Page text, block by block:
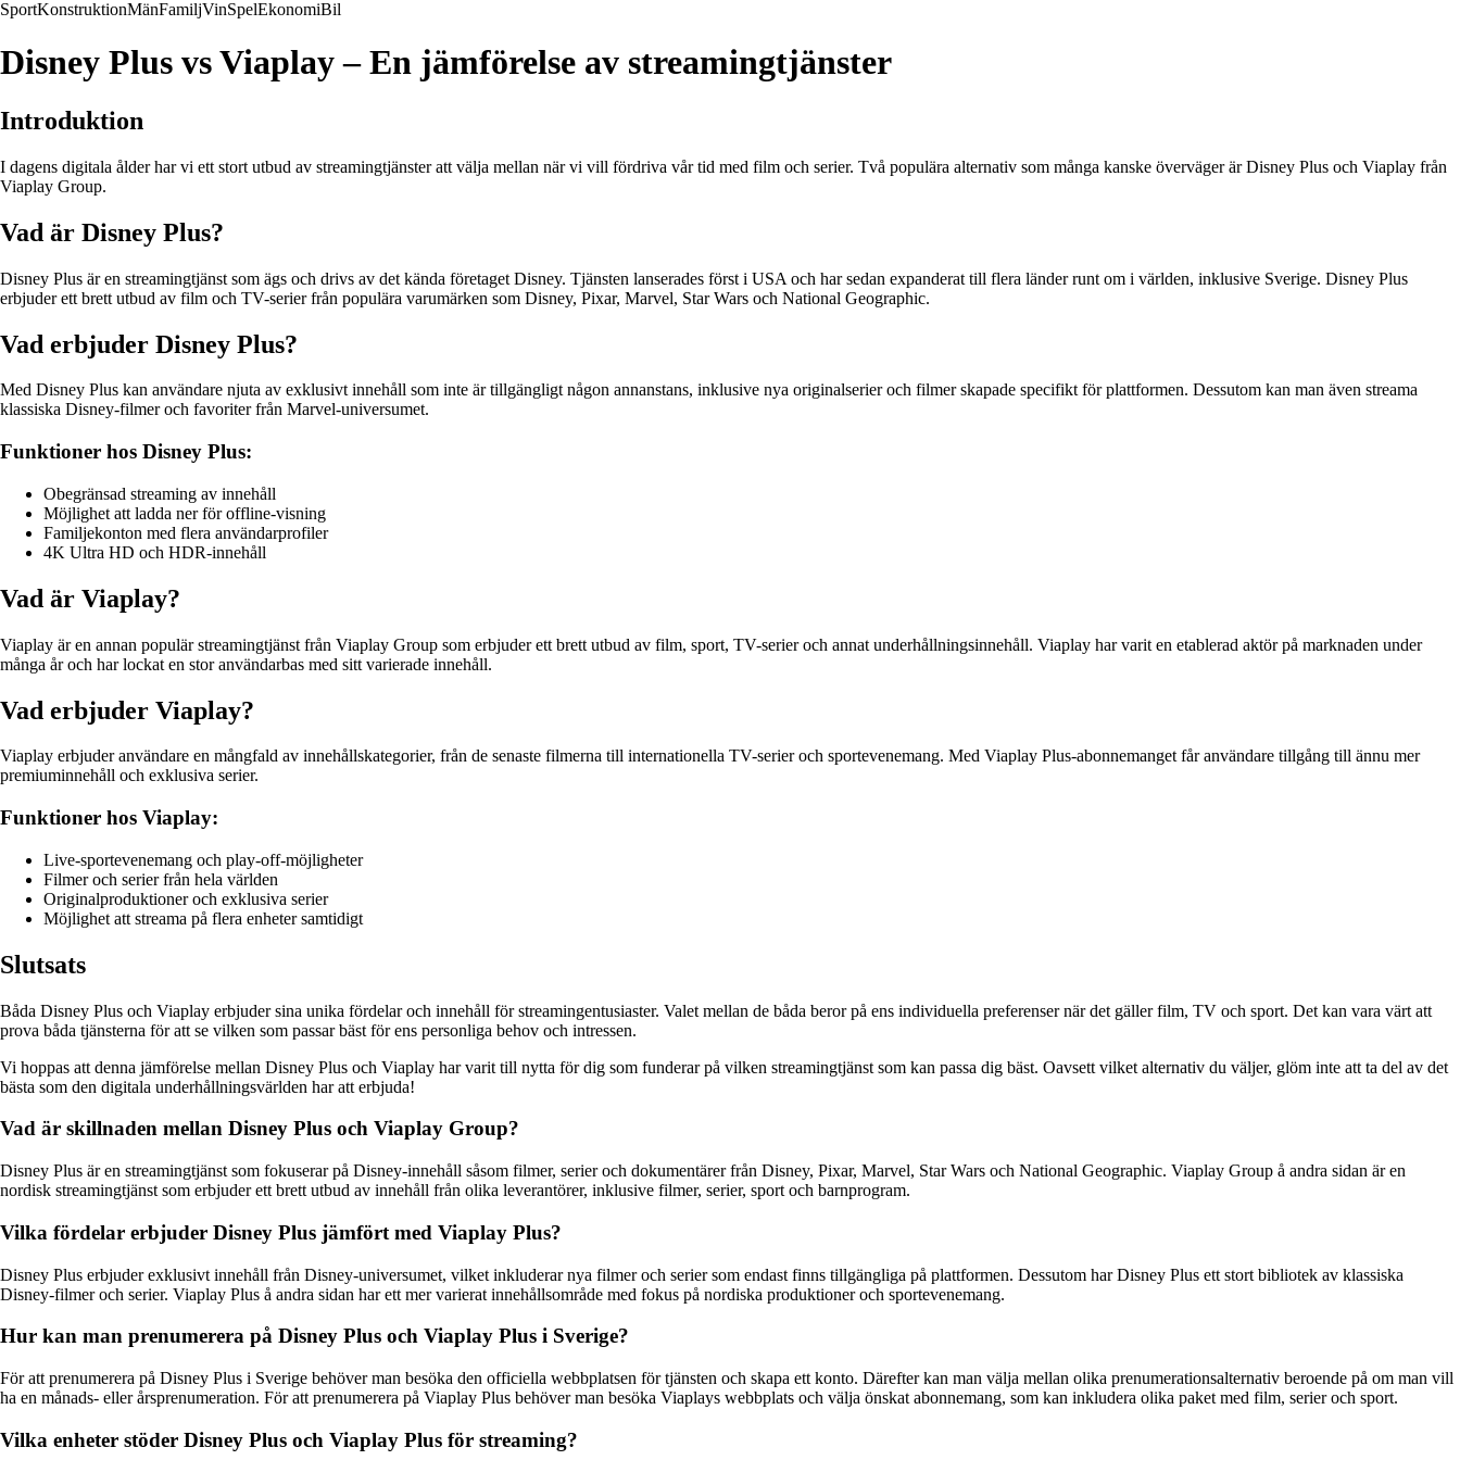
SportKonstruktionMänFamiljVinSpelEkonomiBil
Disney Plus vs Viaplay – En jämförelse av streamingtjänster
Introduktion
I dagens digitala ålder har vi ett stort utbud av streamingtjänster att välja mellan när vi vill fördriva vår tid med film och serier. Två populära alternativ som många kanske överväger är Disney Plus och Viaplay från
Viaplay Group.
Vad är Disney Plus?
Disney Plus är en streamingtjänst som ägs och drivs av det kända företaget Disney. Tjänsten lanserades först i USA och har sedan expanderat till flera länder runt om i världen, inklusive Sverige. Disney Plus
erbjuder ett brett utbud av film och TV-serier från populära varumärken som Disney, Pixar, Marvel, Star Wars och National Geographic.
Vad erbjuder Disney Plus?
Med Disney Plus kan användare njuta av exklusivt innehåll som inte är tillgängligt någon annanstans, inklusive nya originalserier och filmer skapade specifikt för plattformen. Dessutom kan man även streama
klassiska Disney-filmer och favoriter från Marvel-universumet.
Funktioner hos Disney Plus:
Obegränsad streaming av innehåll
Möjlighet att ladda ner för offline-visning
Familjekonton med flera användarprofiler
4K Ultra HD och HDR-innehåll
Vad är Viaplay?
Viaplay är en annan populär streamingtjänst från Viaplay Group som erbjuder ett brett utbud av film, sport, TV-serier och annat underhållningsinnehåll. Viaplay har varit en etablerad aktör på marknaden under
många år och har lockat en stor användarbas med sitt varierade innehåll.
Vad erbjuder Viaplay?
Viaplay erbjuder användare en mångfald av innehållskategorier, från de senaste filmerna till internationella TV-serier och sportevenemang. Med Viaplay Plus-abonnemanget får användare tillgång till ännu mer
premiuminnehåll och exklusiva serier.
Funktioner hos Viaplay:
Live-sportevenemang och play-off-möjligheter
Filmer och serier från hela världen
Originalproduktioner och exklusiva serier
Möjlighet att streama på flera enheter samtidigt
Slutsats
Båda Disney Plus och Viaplay erbjuder sina unika fördelar och innehåll för streamingentusiaster. Valet mellan de båda beror på ens individuella preferenser när det gäller film, TV och sport. Det kan vara värt att
prova båda tjänsterna för att se vilken som passar bäst för ens personliga behov och intressen.
Vi hoppas att denna jämförelse mellan Disney Plus och Viaplay har varit till nytta för dig som funderar på vilken streamingtjänst som kan passa dig bäst. Oavsett vilket alternativ du väljer, glöm inte att ta del av det
bästa som den digitala underhållningsvärlden har att erbjuda!
Vad är skillnaden mellan Disney Plus och Viaplay Group?
Disney Plus är en streamingtjänst som fokuserar på Disney-innehåll såsom filmer, serier och dokumentärer från Disney, Pixar, Marvel, Star Wars och National Geographic. Viaplay Group å andra sidan är en
nordisk streamingtjänst som erbjuder ett brett utbud av innehåll från olika leverantörer, inklusive filmer, serier, sport och barnprogram.
Vilka fördelar erbjuder Disney Plus jämfört med Viaplay Plus?
Disney Plus erbjuder exklusivt innehåll från Disney-universumet, vilket inkluderar nya filmer och serier som endast finns tillgängliga på plattformen. Dessutom har Disney Plus ett stort bibliotek av klassiska
Disney-filmer och serier. Viaplay Plus å andra sidan har ett mer varierat innehållsområde med fokus på nordiska produktioner och sportevenemang.
Hur kan man prenumerera på Disney Plus och Viaplay Plus i Sverige?
För att prenumerera på Disney Plus i Sverige behöver man besöka den officiella webbplatsen för tjänsten och skapa ett konto. Därefter kan man välja mellan olika prenumerationsalternativ beroende på om man vill
ha en månads- eller årsprenumeration. För att prenumerera på Viaplay Plus behöver man besöka Viaplays webbplats och välja önskat abonnemang, som kan inkludera olika paket med film, serier och sport.
Vilka enheter stöder Disney Plus och Viaplay Plus för streaming?